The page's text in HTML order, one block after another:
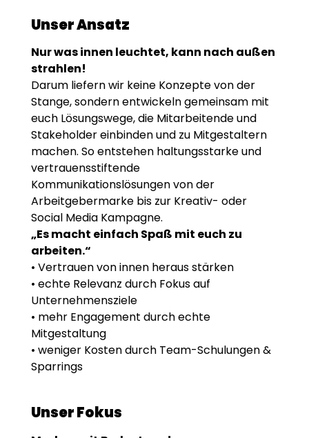
Unser Ansatz
Nur was innen leuchtet, kann nach außen
strahlen!
Darum liefern wir keine Konzepte von der
Stange, sondern entwickeln gemeinsam mit
euch Lösungswege, die Mitarbeitende und
Stakeholder einbinden und zu Mitgestaltern
machen. So entstehen haltungsstarke und
vertrauensstiftende
Kommunikationslösungen von der
Arbeitgebermarke bis zur Kreativ- oder
Social Media Kampagne.
„Es macht einfach Spaß mit euch zu
arbeiten.“
• Vertrauen von innen heraus stärken
• echte Relevanz durch Fokus auf
Unternehmensziele
• mehr Engagement durch echte
Mitgestaltung
• weniger Kosten durch Team-Schulungen &
Sparrings
Unser Fokus